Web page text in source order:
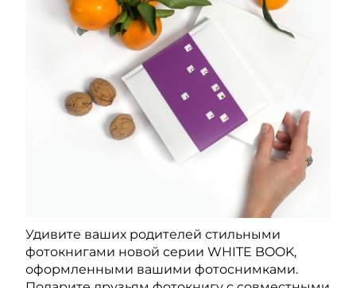
Удивите ваших родителей стильными
фотокнигами новой серии WHITE BOOK,
оформленными вашими фотоснимками.